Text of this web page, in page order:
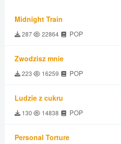
Midnight Train
287 22864 POP
Zwodzisz mnie
223 16259 POP
Ludzie z cukru
130 14838 POP
Personal Torture